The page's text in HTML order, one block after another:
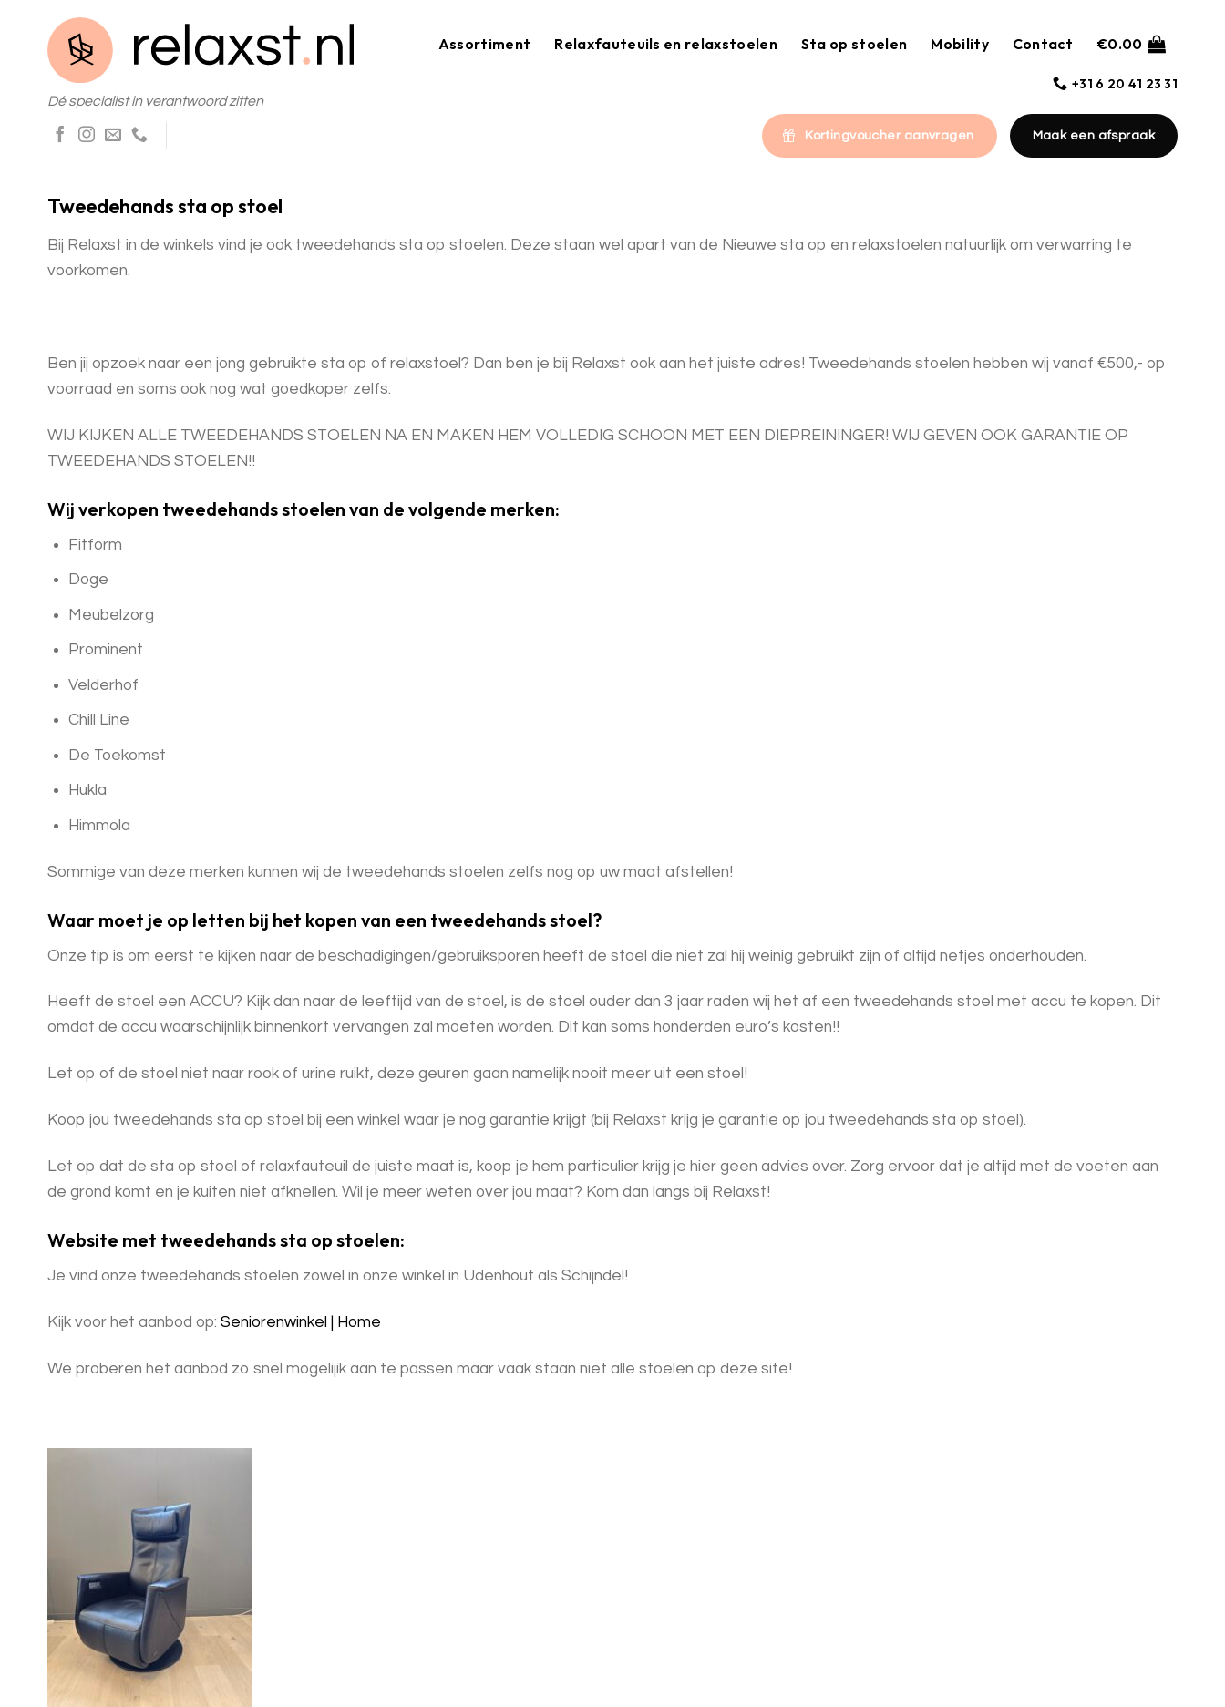
content
Dé specialist in verantwoord zitten
Assortiment Relaxfauteuils en relaxstoelen Sta op stoelen Mobility Contact €0.00
+31 6 20 41 23 31
Kortingvoucher aanvragen Maak een afspraak
Tweedehands sta op stoel
Bij Relaxst in de winkels vind je ook tweedehands sta op stoelen. Deze staan wel apart van de Nieuwe sta op en relaxstoelen natuurlijk om verwarring te
voorkomen.
Ben jij opzoek naar een jong gebruikte sta op of relaxstoel? Dan ben je bij Relaxst ook aan het juiste adres! Tweedehands stoelen hebben wij vanaf €500,- op
voorraad en soms ook nog wat goedkoper zelfs.
WIJ KIJKEN ALLE TWEEDEHANDS STOELEN NA EN MAKEN HEM VOLLEDIG SCHOON MET EEN DIEPREININGER! WIJ GEVEN OOK GARANTIE OP
TWEEDEHANDS STOELEN!!
Wij verkopen tweedehands stoelen van de volgende merken:
Fitform
Doge
Meubelzorg
Prominent
Velderhof
Chill Line
De Toekomst
Hukla
Himmola
Sommige van deze merken kunnen wij de tweedehands stoelen zelfs nog op uw maat afstellen!
Waar moet je op letten bij het kopen van een tweedehands stoel?
Onze tip is om eerst te kijken naar de beschadigingen/gebruiksporen heeft de stoel die niet zal hij weinig gebruikt zijn of altijd netjes onderhouden.
Heeft de stoel een ACCU? Kijk dan naar de leeftijd van de stoel, is de stoel ouder dan 3 jaar raden wij het af een tweedehands stoel met accu te kopen. Dit
omdat de accu waarschijnlijk binnenkort vervangen zal moeten worden. Dit kan soms honderden euro’s kosten!!
Let op of de stoel niet naar rook of urine ruikt, deze geuren gaan namelijk nooit meer uit een stoel!
Koop jou tweedehands sta op stoel bij een winkel waar je nog garantie krijgt (bij Relaxst krijg je garantie op jou tweedehands sta op stoel).
Let op dat de sta op stoel of relaxfauteuil de juiste maat is, koop je hem particulier krijg je hier geen advies over. Zorg ervoor dat je altijd met de voeten aan
de grond komt en je kuiten niet afknellen. Wil je meer weten over jou maat? Kom dan langs bij Relaxst!
Website met tweedehands sta op stoelen:
Je vind onze tweedehands stoelen zowel in onze winkel in Udenhout als Schijndel!
Kijk voor het aanbod op: Seniorenwinkel | Home
We proberen het aanbod zo snel mogelijik aan te passen maar vaak staan niet alle stoelen op deze site!